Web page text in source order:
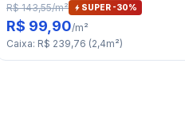
R$ 143,55/m² SUPER -30%
R$ 99,90/m²
Caixa: R$ 239,76 (2,4m²)